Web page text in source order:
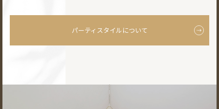
パーティスタイルについて